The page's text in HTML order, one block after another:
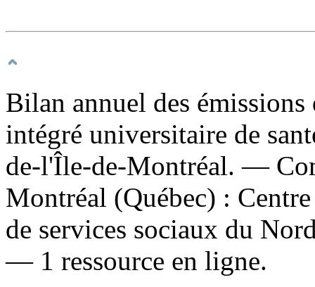
Bilan annuel des
intégré universitaire de
de-l'Île-de-Montréal. —
Montréal (Québec) :
de services sociaux du
— 1 ressource en ligne.